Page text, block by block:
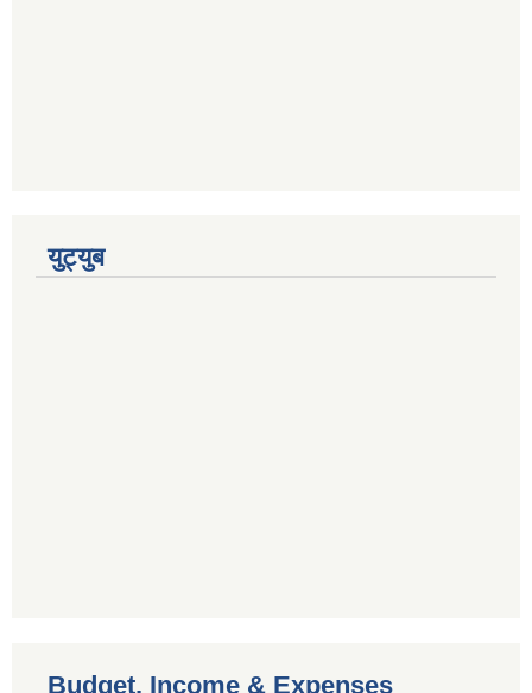
युट्युब
Budget, Income & Expenses